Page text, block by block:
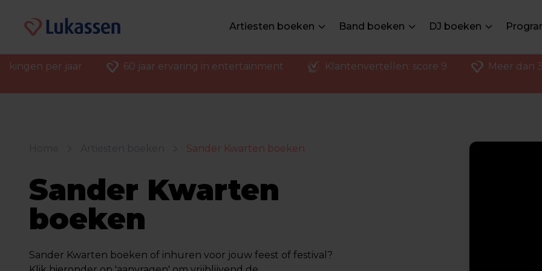
Artiesten boeken Band boeken DJ boeken
per jaar 60 jaar ervaring in entertainment Klantenvertellen: score 9 Meer dan
Sander Kwarten boeken
Sander Kwarten
boeken
Sander Kwarten boeken of inhuren voor jouw feest of festival?